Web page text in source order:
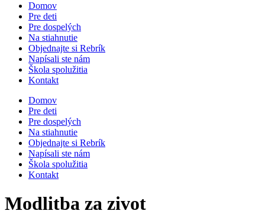
Domov
Pre deti
Pre dospelých
Na stiahnutie
Objednajte si Rebrík
Napísali ste nám
Škola spolužitia
Kontakt
Domov
Pre deti
Pre dospelých
Na stiahnutie
Objednajte si Rebrík
Napísali ste nám
Škola spolužitia
Kontakt
Modlitba za zivot